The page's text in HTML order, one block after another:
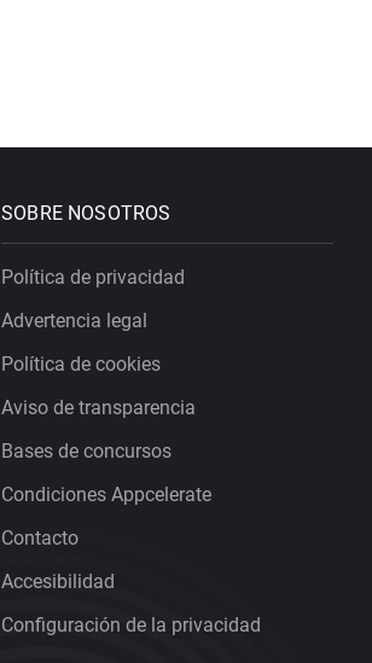
SOBRE NOSOTROS
Política de privacidad
Advertencia legal
Política de cookies
Aviso de transparencia
Bases de concursos
Condiciones Appcelerate
Contacto
Accesibilidad
Configuración de la privacidad